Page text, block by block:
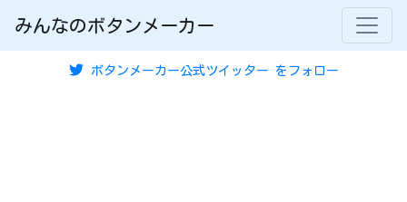
みんなのボタンメーカー
ボタンメーカー公式ツイッター をフォロー